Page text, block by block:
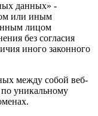
данных» -
или иным
лицом
без согласия
иного законного
между собой веб-
уникальному